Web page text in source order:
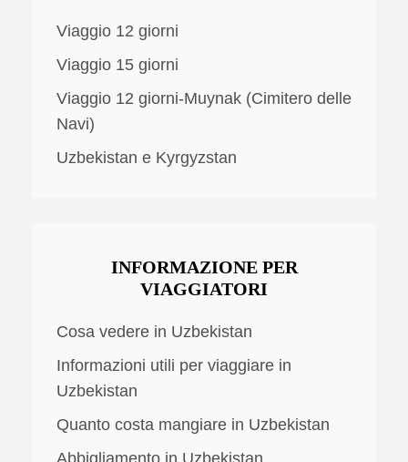
Viaggio 12 giorni
Viaggio 15 giorni
Viaggio 12 giorni-Muynak (Cimitero delle
Navi)
Uzbekistan e Kyrgyzstan
INFORMAZIONE PER
VIAGGIATORI
Cosa vedere in Uzbekistan
Informazioni utili per viaggiare in
Uzbekistan
Quanto costa mangiare in Uzbekistan
Abbigliamento in Uzbekistan